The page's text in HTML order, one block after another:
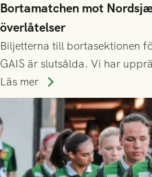
Bortamatchen mot
överlåtelser
Biljetterna till bortasektionen
GAIS är slutsålda. Vi har
ännu inte har någon biljett kan
inte själv överlåta din biljett till
Läs mer